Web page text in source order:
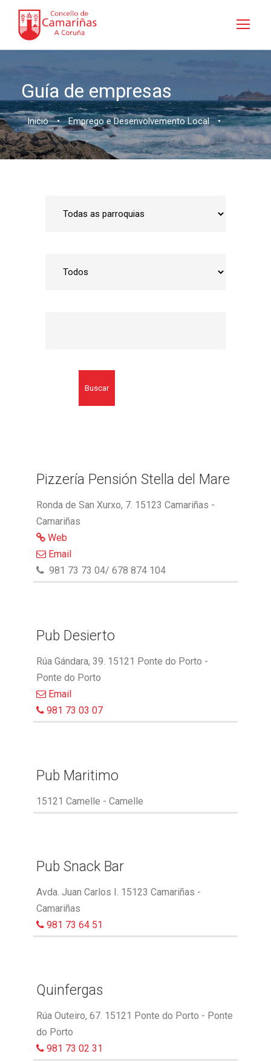
Guía de empresas
Inicio • Emprego e Desenvolvemento Local •
Buscar
Pizzería Pensión Stella del Mare
Ronda de San Xurxo, 7. 15123 Camariñas -
Camariñas
Web
Email
981 73 73 04/ 678 874 104
Pub Desierto
Rúa Gándara, 39. 15121 Ponte do Porto -
Ponte do Porto
Email
981 73 03 07
Pub Maritimo
15121 Camelle - Camelle
Pub Snack Bar
Avda. Juan Carlos I. 15123 Camariñas -
Camariñas
981 73 64 51
Quinfergas
Rúa Outeiro, 67. 15121 Ponte do Porto - Ponte
do Porto
981 73 02 31